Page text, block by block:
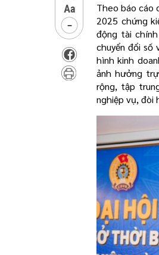
Theo báo cáo
2025 chứng
động tài
chuyển đổi số
hình kinh
ảnh hưởng
rộng, tập
nghiệp vụ, đòi